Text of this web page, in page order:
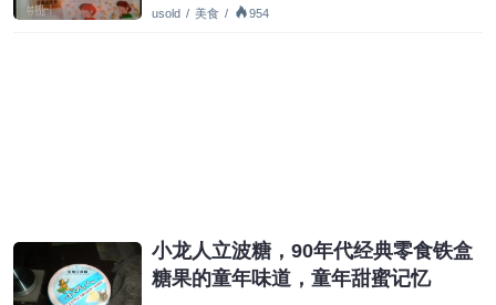
usold / 美食 / 954
小龙人立波糖，90年代经典零食铁盒
糖果的童年味道，童年甜蜜记忆